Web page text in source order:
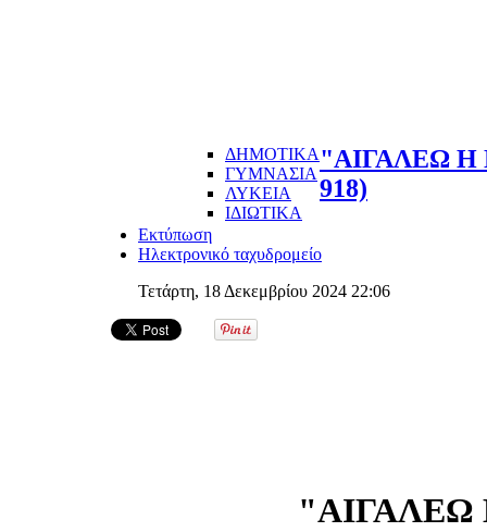
ΔΗΜΟΤΙΚΑ
ΓΥΜΝΑΣΙΑ
ΛΥΚΕΙΑ
ΙΔΙΩΤΙΚΑ
"ΑΙΓΑΛΕΩ
918)
Εκτύπωση
Ηλεκτρονικό ταχυδρομείο
Τετάρτη, 18 Δεκεμβρίου 2024 22:06